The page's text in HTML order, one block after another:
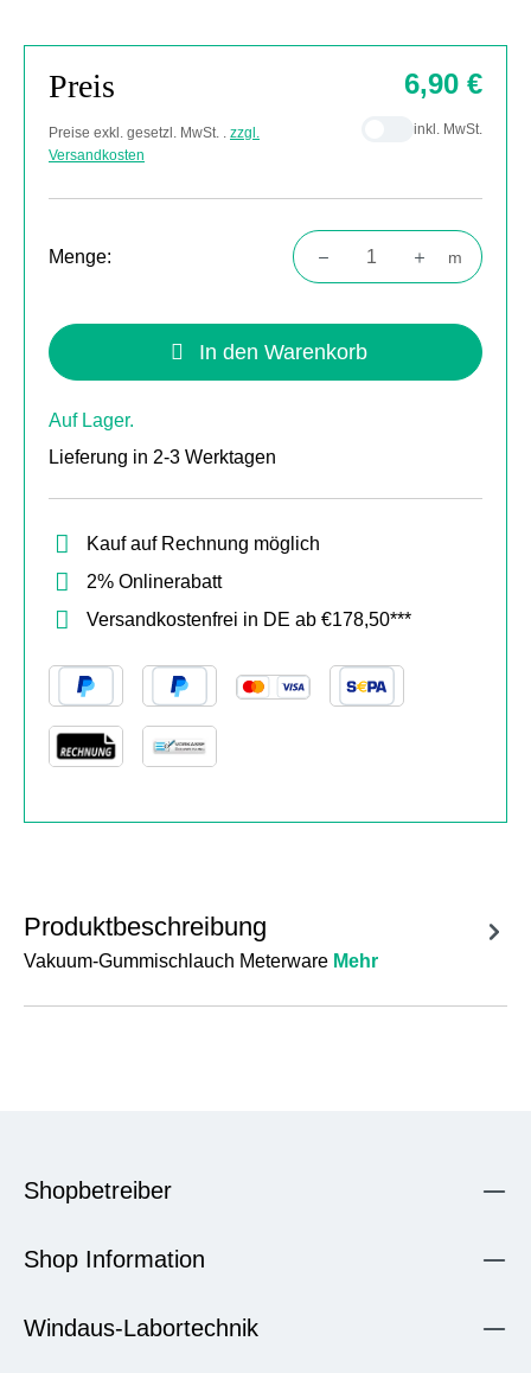
Preis
Preise exkl. gesetzl. MwSt. . zzgl.
Versandkosten
6,90 €
inkl. MwSt.
Menge:
Produkt Anzahl: Gib den gewünschten
m
In den Warenkorb
Auf Lager.
Lieferung in 2-3 Werktagen
Kauf auf Rechnung möglich
2% Onlinerabatt
Versandkostenfrei in DE ab €178,50***
Produktbeschreibung
Vakuum-Gummischlauch Meterware Mehr
Shopbetreiber
Shop Information
Windaus-Labortechnik